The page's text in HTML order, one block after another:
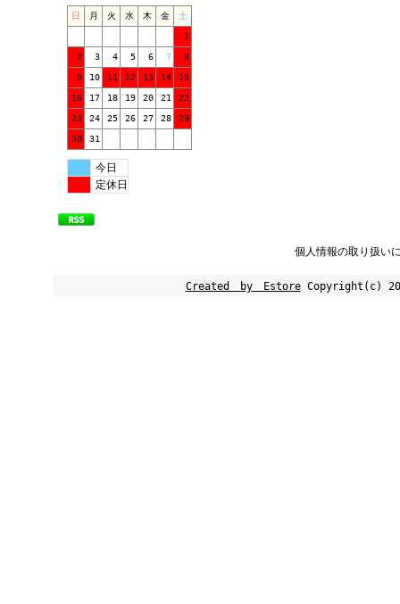
日 月 火 水 木 金 土
1
2 3 4 5 6 7 8
9 10 11 12 13 14 15
16 17 18 19 20 21 22
23 24 25 26 27 28 29
30 31
今日
定休日
個人情報の取り扱い
Created by EstoreCopyright(c)